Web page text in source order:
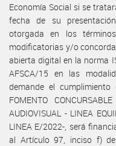
Economía Social si se
fecha de su
otorgada en los
modificatorias y/o
abierta digital en la norma
AFSCA/15 en las
demande el cumplimiento
FOMENTO
AUDIOVISUAL - LINEA
LINEA E/2022-, será
al Artículo 97, inciso f) de